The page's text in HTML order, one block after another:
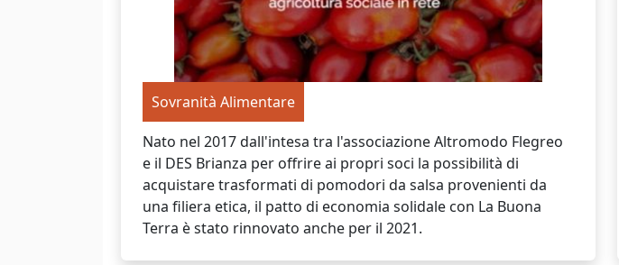
Sovranità Alimentare
Nato nel 2017 dall'intesa tra l'associazione Altromodo Flegreo
e il DES Brianza per offrire ai propri soci la possibilità di
acquistare trasformati di pomodori da salsa provenienti da
una filiera etica, il patto di economia solidale con La Buona
Terra è stato rinnovato anche per il 2021.